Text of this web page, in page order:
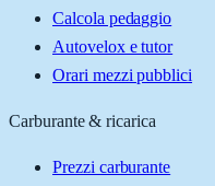
Calcola pedaggio
Autovelox e tutor
Orari mezzi pubblici
Carburante & ricarica
Prezzi carburante